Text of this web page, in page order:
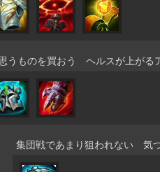
うものを買おう ヘルスが上が
集団戦であまり狙われない 気